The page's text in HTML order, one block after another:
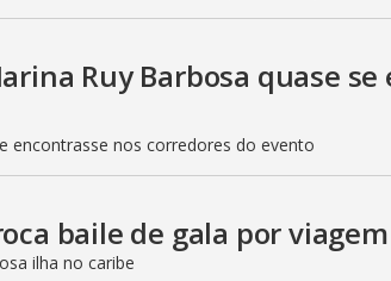
Ruy Barbosa quase
encontrasse nos corredores do evento
baile de gala por
ilha no caribe